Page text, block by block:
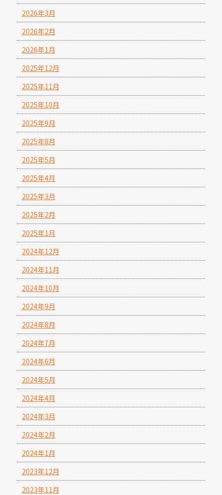
2026年3月
2026年2月
2026年1月
2025年12月
2025年11月
2025年10月
2025年9月
2025年8月
2025年5月
2025年4月
2025年3月
2025年2月
2025年1月
2024年12月
2024年11月
2024年10月
2024年9月
2024年8月
2024年7月
2024年6月
2024年5月
2024年4月
2024年3月
2024年2月
2024年1月
2023年12月
2023年11月